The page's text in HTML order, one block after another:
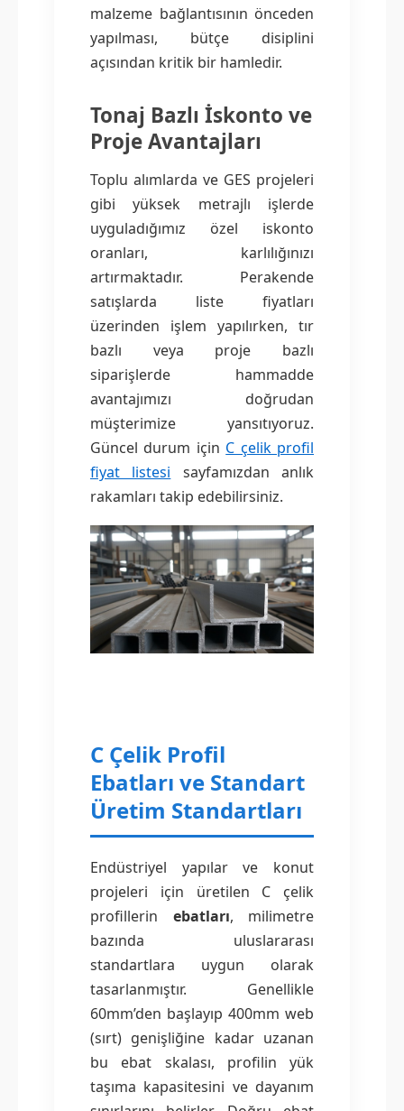
malzeme bağlantısının önceden
yapılması, bütçe disiplini
açısından kritik bir hamledir.
Tonaj Bazlı İskonto ve
Proje Avantajları
Toplu alımlarda ve GES projeleri
gibi yüksek metrajlı işlerde
uyguladığımız özel iskonto
oranları, karlılığınızı
artırmaktadır. Perakende
satışlarda liste fiyatları
üzerinden işlem yapılırken, tır
bazlı veya proje bazlı
siparişlerde hammadde
avantajımızı doğrudan
müşterimize yansıtıyoruz.
Güncel durum için C çelik profil
fiyat listesi sayfamızdan anlık
rakamları takip edebilirsiniz.
C Çelik Profil
Ebatları ve Standart
Üretim Standartları
Endüstriyel yapılar ve konut
projeleri için üretilen C çelik
profillerin ebatları, milimetre
bazında uluslararası
standartlara uygun olarak
tasarlanmıştır. Genellikle
60mm’den başlayıp 400mm web
(sırt) genişliğine kadar uzanan
bu ebat skalası, profilin yük
taşıma kapasitesini ve dayanım